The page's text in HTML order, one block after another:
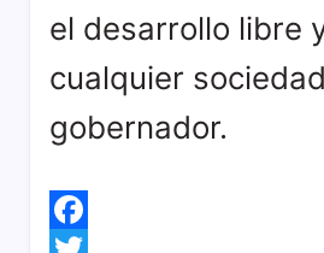
el desarrollo libre
cualquier
gobernador.